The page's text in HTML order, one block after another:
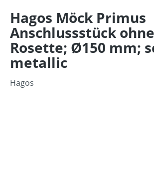
Hagos Möck Primus
Anschlussstück ohne
Rosette; Ø150 mm;
metallic
Hagos